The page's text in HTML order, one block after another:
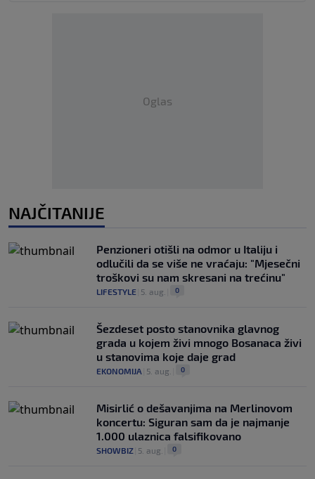
Oglas
NAJČITANIJE
Penzioneri otišli na odmor u Italiju i
odlučili da se više ne vraćaju: "Mjesečni
troškovi su nam skresani na trećinu"
LIFESTYLE 5. aug. 0
Šezdeset posto stanovnika glavnog
grada u kojem živi mnogo Bosanaca živi
u stanovima koje daje grad
EKONOMIJA 5. aug. 0
Misirlić o dešavanjima na Merlinovom
koncertu: Siguran sam da je najmanje
1.000 ulaznica falsifikovano
SHOWBIZ 5. aug. 0